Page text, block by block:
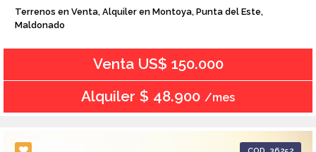
Terrenos en Venta, Alquiler en Montoya, Punta del Este,
Maldonado
Venta US$ 150.000
Alquiler $ 48.900 /mes